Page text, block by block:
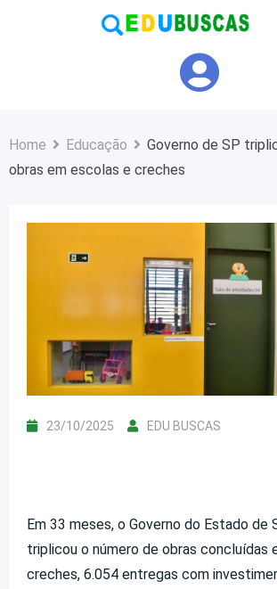
Home Educação
Governo de SP
obras em escolas e creches
23/10/2025 EDU BUSCAS
Em 33 meses, o Governo do Estado de
triplicou o número de obras concluídas
creches, 6.054 entregas com